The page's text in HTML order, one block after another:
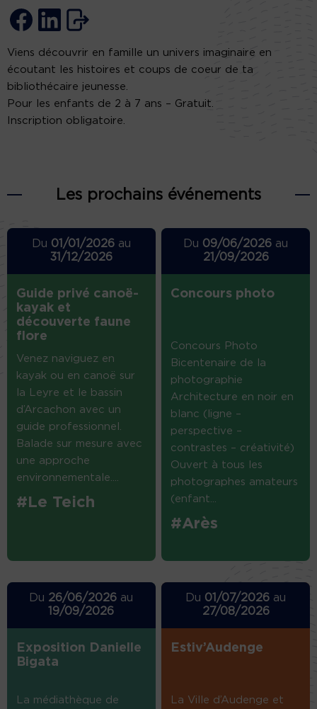
Viens découvrir en famille un univers imaginaire en
écoutant les histoires et coups de coeur de ta
bibliothécaire jeunesse.
Pour les enfants de 2 à 7 ans – Gratuit.
Inscription obligatoire.
Les prochains événements
Du 01/01/2026au
31/12/2026
Guide privé canoë-
kayak et
découverte faune
flore
Venez naviguez en
kayak ou en canoë sur
la Leyre et le bassin
d’Arcachon avec un
guide professionnel.
Balade sur mesure avec
une approche
environnementale....
#Le Teich
Du 09/06/2026 au
21/09/2026
Concours photo
Concours Photo
Bicentenaire de la
photographie
Architecture en noir en
blanc (ligne –
perspective –
contrastes – créativité)
Ouvert à tous les
photographes amateurs
(enfant...
#Arès
Du 26/06/2026 au
19/09/2026
Exposition Danielle
Bigata
La médiathèque de
Du 01/07/2026 au
27/08/2026
Estiv’Audenge
La Ville d’Audenge et